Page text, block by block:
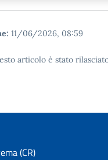
11/06/2026, 08:59
articolo è stato
(CR)